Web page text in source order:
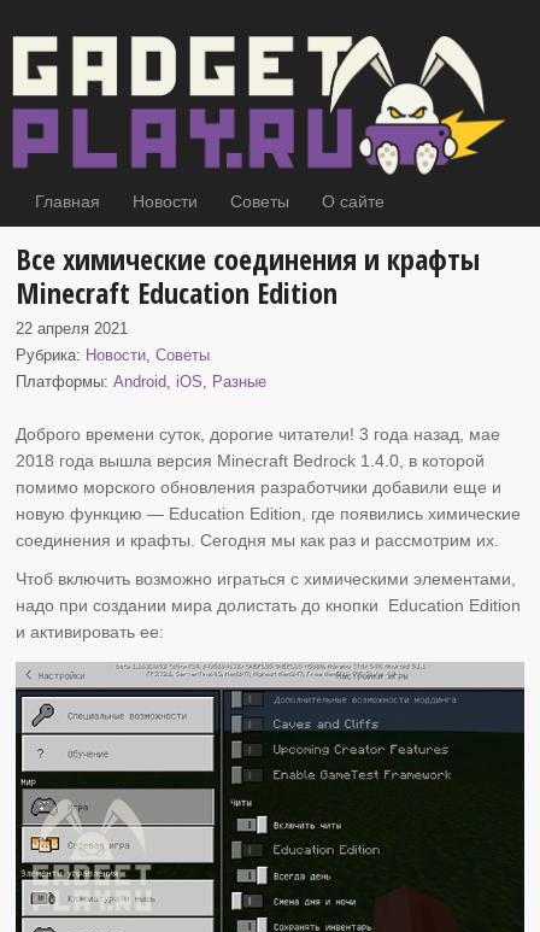
Главная Новости Советы О сайте
Все химические соединения и крафты
Minecraft Education Edition
22 апреля 2021
Рубрика: Новости,Советы
Платформы:Android, iOS, Разные
Доброго времени суток, дорогие читатели! 3 года назад, мае
2018 года вышла версия Minecraft Bedrock 1.4.0, в которой
помимо морского обновления разработчики добавили еще и
новую функцию — Education Edition, где появились химические
соединения и крафты. Сегодня мы как раз и рассмотрим их.
Чтоб включить возможно играться с химическими элементами,
надо при создании мира долистать до кнопки Education Edition
и активировать ее: